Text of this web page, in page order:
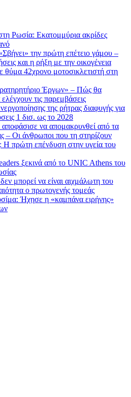
Ρωσία: Εκατομμύρια ακρίδες
την πρώτη επέτειο γάμου –
και η ρήξη με την οικογένεια
θύμα 42χρονο μοτοσικλετιστή στη
Έργων» – Πώς θα
τις παρεμβάσεις
της ρήτρας διαφυγής για
1 δισ. ως το 2028
αποφάσισε να απομακρυνθεί από τα
– Οι άνθρωποι που τη στηρίζουν
πρώτη επένδυση στην υγεία του
ξεκινά από το UNIC Athens του
μπορεί να είναι αιχμάλωτη του
ο πρωτογενής τομεάς
Ήχησε η «καμπάνα ειρήνης»